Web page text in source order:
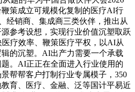
策成立可规模化复制的医疗AI行
经销商、集成商三类伙伴，推出从
参考设想，实现行业价值沉塑取跃
疗效率、鞭策医疗平权，以AI从
的沉塑。AI出产力需要一个承载
。AI正正在全面进入行业使用的
帮帮客户打制行业专属模子，350
育、医疗、金融、泛等国计平易近